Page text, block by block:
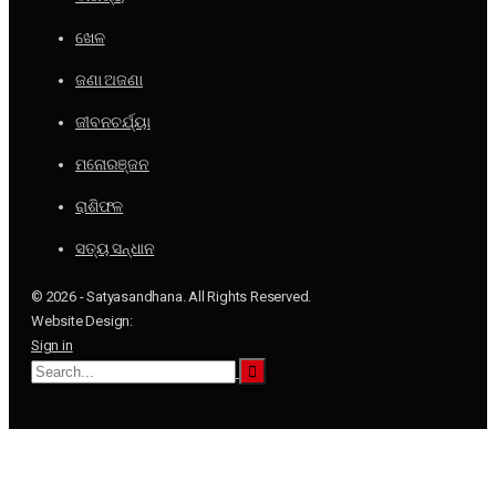
ଖେଳ
ଜଣା ଅଜଣା
ଜୀବନଚର୍ଯ୍ୟା
ମନୋରଞ୍ଜନ
ରାଶିଫଳ
ସତ୍ୟ ସନ୍ଧାନ
© 2026 - Satyasandhana. All Rights Reserved.
Website Design:
Sign in